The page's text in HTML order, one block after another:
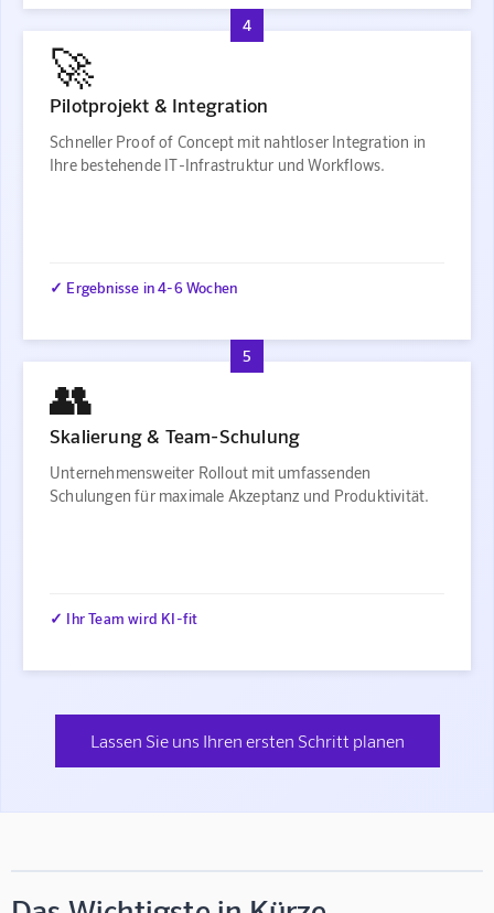
4
🚀
Pilotprojekt & Integration
Schneller Proof of Concept mit nahtloser Integration in
Ihre bestehende IT-Infrastruktur und Workflows.
✓ Ergebnisse in 4-6 Wochen
5
👥
Skalierung & Team-Schulung
Unternehmensweiter Rollout mit umfassenden
Schulungen für maximale Akzeptanz und Produktivität.
✓ Ihr Team wird KI-fit
Lassen Sie uns Ihren ersten Schritt planen